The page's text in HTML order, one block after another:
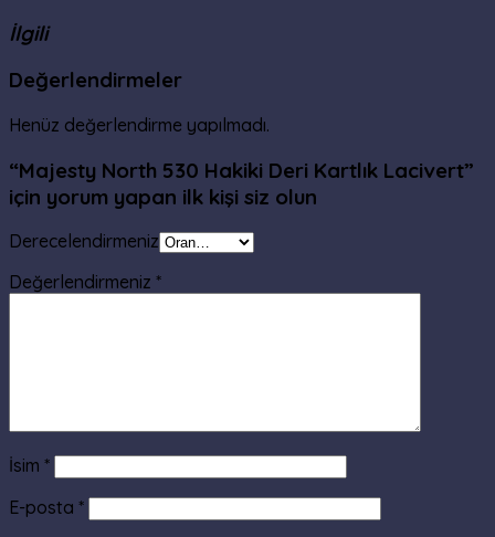
İlgili
Değerlendirmeler
Henüz değerlendirme yapılmadı.
“Majesty North 530 Hakiki Deri Kartlık Lacivert”
için yorum yapan ilk kişi siz olun
Derecelendirmeniz
Değerlendirmeniz *
İsim *
E-posta *